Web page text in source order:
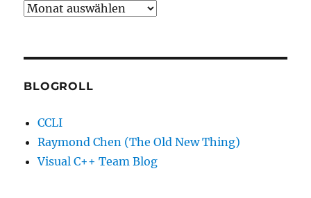
Archiv
BLOGROLL
CCLI
Raymond Chen (The Old New Thing)
Visual C++ Team Blog